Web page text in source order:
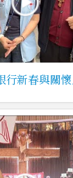
行新春與關